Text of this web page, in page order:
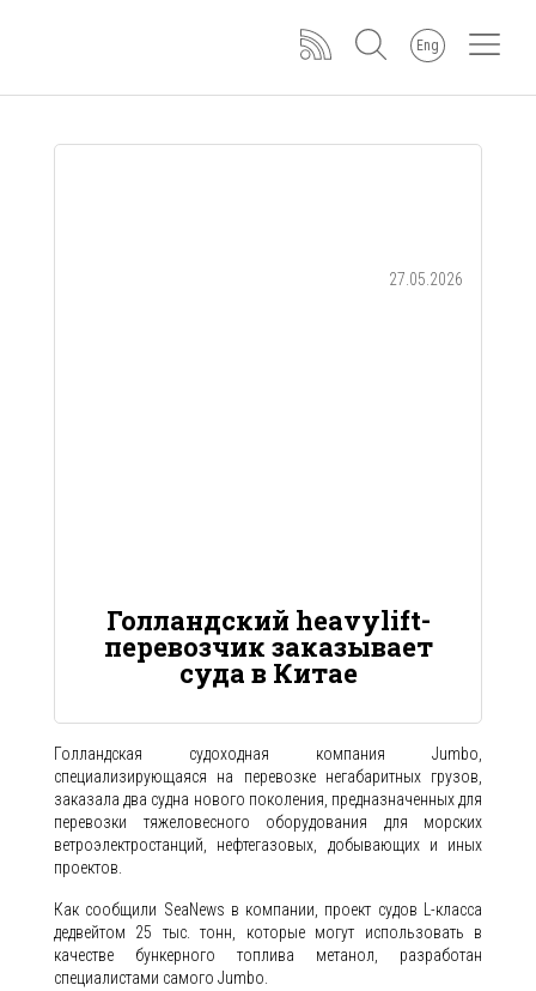
Eng
27.05.2026
Голландский heavylift-
перевозчик заказывает
суда в Китае
Голландская судоходная компания Jumbo,
специализирующаяся на перевозке негабаритных грузов,
заказала два судна нового поколения, предназначенных для
перевозки тяжеловесного оборудования для морских
ветроэлектростанций, нефтегазовых, добывающих и иных
проектов.
Как сообщили SeaNews в компании, проект судов L-класса
дедвейтом 25 тыс. тонн, которые могут использовать в
качестве бункерного топлива метанол, разработан
специалистами самого Jumbo.